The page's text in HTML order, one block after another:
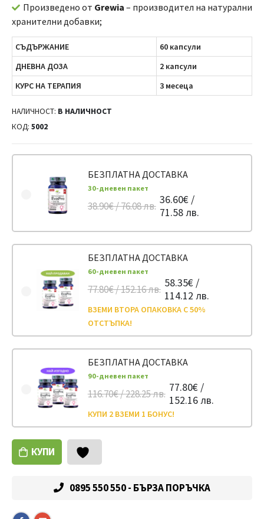
Произведено от Grewia – производител на натурални
хранителни добавки;
СЪДЪРЖАНИЕ
60 капсули
ДНЕВНА ДОЗА
2 капсули
КУРС НА ТЕРАПИЯ
3 месеца
НАЛИЧНОСТ: В НАЛИЧНОСТ
КОД: 5002
БЕЗПЛАТНА ДОСТАВКА
30-дневен пакет
38.90€ / 76.08 лв. 36.60€ /
71.58 лв.
БЕЗПЛАТНА ДОСТАВКА
60-дневен пакет
77.80€ / 152.16 лв. 58.35€ /
114.12 лв.
ВЗЕМИ ВТОРА ОПАКОВКА С 50%
ОТСТЪПКА!
БЕЗПЛАТНА ДОСТАВКА
90-дневен пакет
116.70€ / 228.25 лв. 77.80€ /
152.16 лв.
КУПИ 2 ВЗЕМИ 1 БОНУС!
КУПИ
0895 550 550 - БЪРЗА ПОРЪЧКА